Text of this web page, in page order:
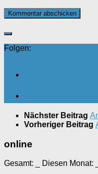
Folgen:
Nächster Beitrag
Vorheriger Beitrag
online
Gesamt: Diesen Monat: